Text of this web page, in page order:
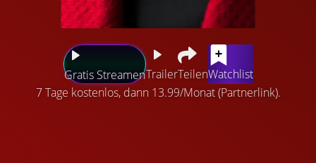
Gratis StreamenTrailerTeilenWatchlist
7 Tage kostenlos, dann 13.99/Monat (Partnerlink).